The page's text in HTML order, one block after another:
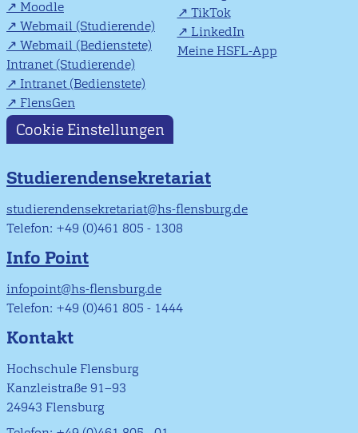
Moodle
Webmail (Studierende)
Webmail (Bedienstete)
Intranet (Studierende)
Intranet (Bedienstete)
FlensGen
TikTok
LinkedIn
Meine HSFL-App
Cookie Einstellungen
Studierendensekretariat
studierendensekretariat@hs-flensburg.de
Telefon: +49 (0)461 805 - 1308
Info Point
infopoint@hs-flensburg.de
Telefon: +49 (0)461 805 - 1444
Kontakt
Hochschule Flensburg
Kanzleistraße 91–93
24943 Flensburg